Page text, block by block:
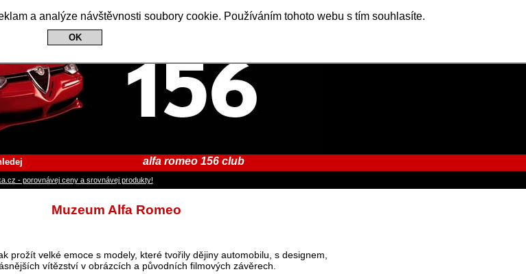
a analýze návštěvnosti soubory cookie. Používáním tohoto webu s tím souhlasíte.
OK
156 Club
alfa romeo 156 club
- porovnávej ceny a srovnávej produkty!
Muzeum Alfa Romeo
prožít velké emoce s modely, které tvořily dějiny automobilu, s designem,
vítězství v obrázcích a původních filmových závěrech.